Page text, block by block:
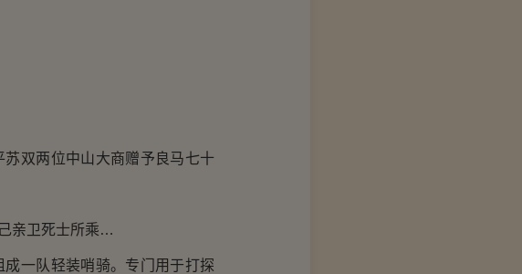
双两位中山大商赠予良马七十
亲卫死士所乘…
一队轻装哨骑。专门用于打探